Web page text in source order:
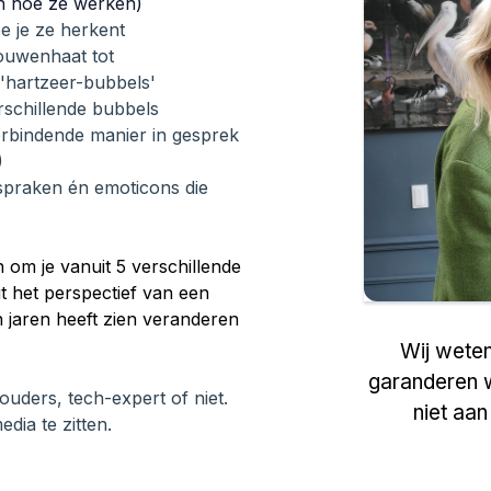
je ze herkent
tot
bubbels'
bubbels
manier in gesprek
én emoticons die
om je vanuit 5 verschillende
het perspectief van een
jaren heeft zien veranderen
tech-expert of niet.
te zitten.
Wij
garanderen
niet